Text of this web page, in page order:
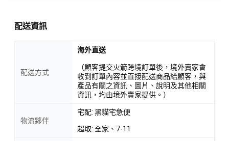
配送資訊
配送方式
海外直送
（顧客提交火箭跨境訂單後，境外賣家會
收到訂單內容並直接配送商品給顧客，與
產品有關之資訊、圖片、說明及其他相關
資訊，均由境外賣家提供。）
物流夥伴
宅配: 黑貓宅急便
超取: 全家、7-11